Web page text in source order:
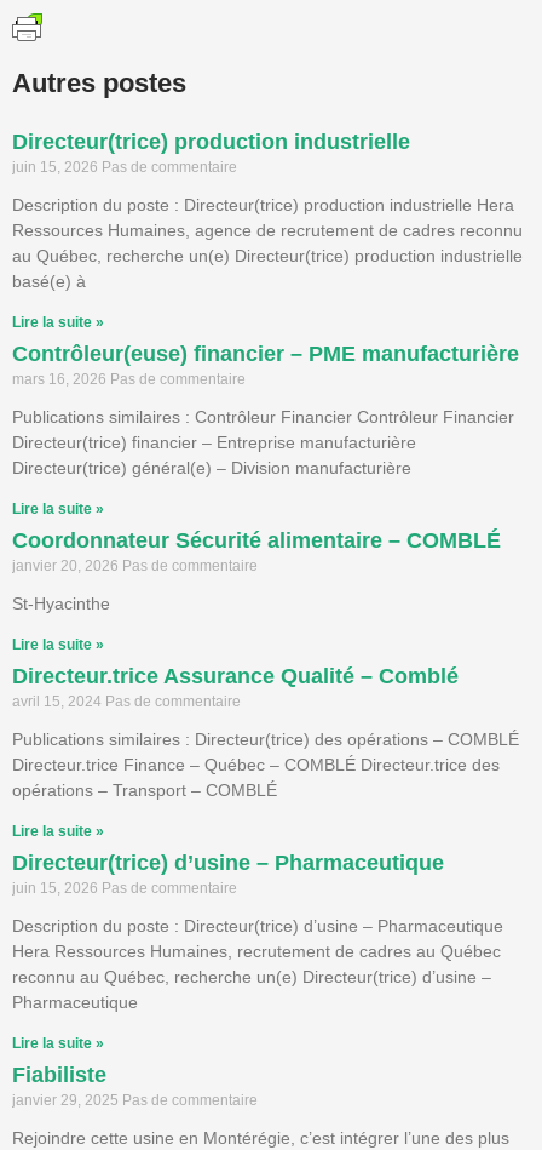
Autres postes
Directeur(trice) production industrielle
juin 15, 2026 Pas de commentaire
Description du poste : Directeur(trice) production industrielle Hera
Ressources Humaines, agence de recrutement de cadres reconnu
au Québec, recherche un(e) Directeur(trice) production industrielle
basé(e) à
Lire la suite »
Contrôleur(euse) financier – PME manufacturière
mars 16, 2026 Pas de commentaire
Publications similaires : Contrôleur Financier Contrôleur Financier
Directeur(trice) financier – Entreprise manufacturière
Directeur(trice) général(e) – Division manufacturière
Lire la suite »
Coordonnateur Sécurité alimentaire – COMBLÉ
janvier 20, 2026 Pas de commentaire
St-Hyacinthe
Lire la suite »
Directeur.trice Assurance Qualité – Comblé
avril 15, 2024 Pas de commentaire
Publications similaires : Directeur(trice) des opérations – COMBLÉ
Directeur.trice Finance – Québec – COMBLÉ Directeur.trice des
opérations – Transport – COMBLÉ
Lire la suite »
Directeur(trice) d’usine – Pharmaceutique
juin 15, 2026 Pas de commentaire
Description du poste : Directeur(trice) d’usine – Pharmaceutique
Hera Ressources Humaines, recrutement de cadres au Québec
reconnu au Québec, recherche un(e) Directeur(trice) d’usine –
Pharmaceutique
Lire la suite »
Fiabiliste
janvier 29, 2025 Pas de commentaire
Rejoindre cette usine en Montérégie, c’est intégrer l’une des plus